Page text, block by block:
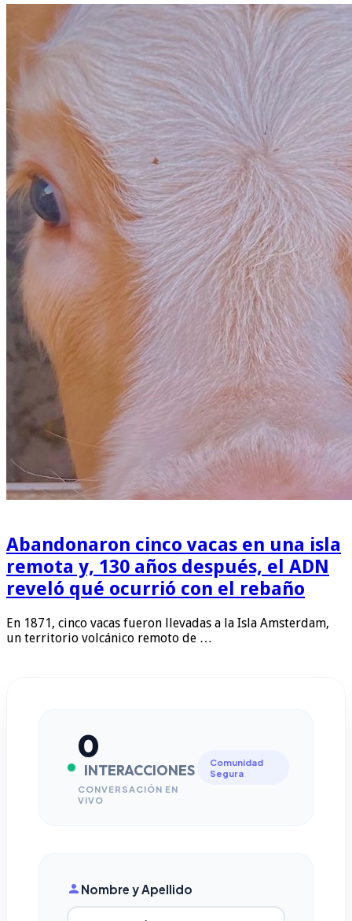
Abandonaron cinco vacas en una isla
remota y, 130 años después, el ADN
reveló qué ocurrió con el rebaño
En 1871, cinco vacas fueron llevadas a la Isla Amsterdam,
un territorio volcánico remoto de …
0
INTERACCIONES
CONVERSACIÓN EN
VIVO
Comunidad
Segura
Nombre y Apellido